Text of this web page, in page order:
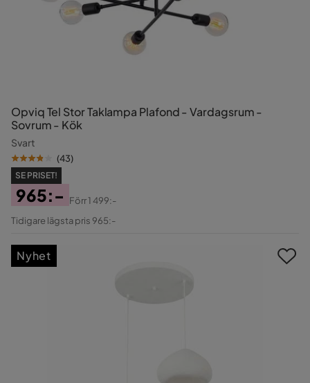
Opviq Tel Stor Taklampa Plafond - Vardagsrum -
Sovrum - Kök
Svart
(43)
SE PRISET!
Pris
965:-
Original
Förr1 499:-
Tidigare lägsta pris 965:-
Nyhet